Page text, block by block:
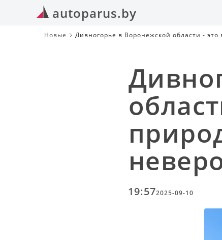
autoparus.by
Новые Дивногорье в Воронежской области -
19:572025-09-10